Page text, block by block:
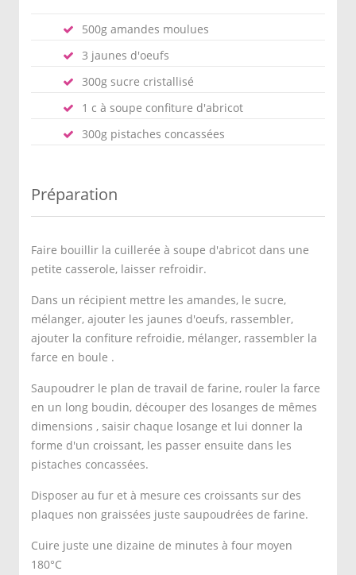
500g amandes moulues
3 jaunes d'oeufs
300g sucre cristallisé
1 c à soupe confiture d'abricot
300g pistaches concassées
Préparation
Faire bouillir la cuillerée à soupe d'abricot dans une
petite casserole, laisser refroidir.
Dans un récipient mettre les amandes, le sucre,
mélanger, ajouter les jaunes d'oeufs, rassembler,
ajouter la confiture refroidie, mélanger, rassembler la
farce en boule .
Saupoudrer le plan de travail de farine, rouler la farce
en un long boudin, découper des losanges de mêmes
dimensions , saisir chaque losange et lui donner la
forme d'un croissant, les passer ensuite dans les
pistaches concassées.
Disposer au fur et à mesure ces croissants sur des
plaques non graissées juste saupoudrées de farine.
Cuire juste une dizaine de minutes à four moyen
180°C